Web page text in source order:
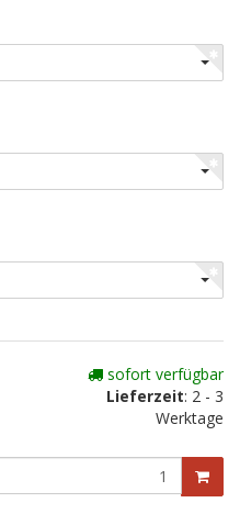
sofort verfügbar
Lieferzeit: 2 - 3
Werktage